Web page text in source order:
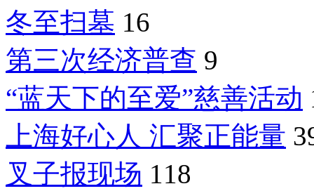
冬至扫墓 16
第三次经济普查 9
“蓝天下的至爱”慈善活动
上海好心人 汇聚正能量
叉子报现场 118